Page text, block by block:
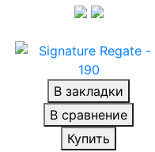
В закладки
В сравнение
Купить